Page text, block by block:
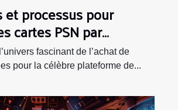
et processus pour
cartes PSN par
fascinant de l’achat de
pour la célèbre plateforme de...